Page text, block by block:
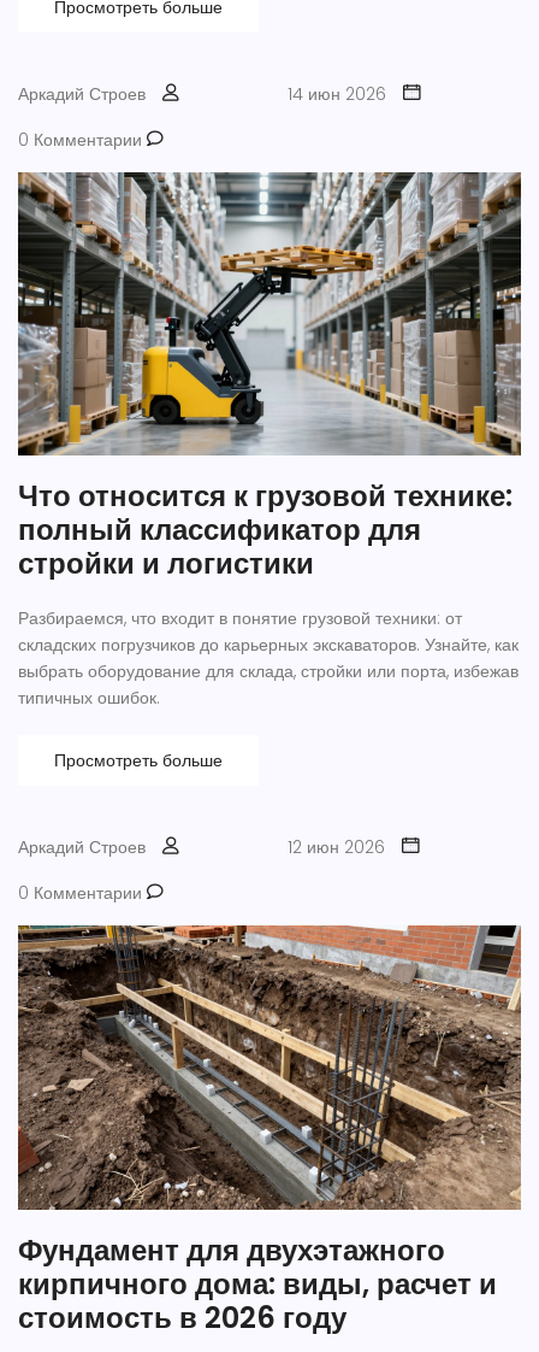
Просмотреть больше
Аркадий Строев
14 июн 2026
0 Комментарии
Что относится к грузовой технике:
полный классификатор для
стройки и логистики
Разбираемся, что входит в понятие грузовой техники: от
складских погрузчиков до карьерных экскаваторов. Узнайте, как
выбрать оборудование для склада, стройки или порта, избежав
типичных ошибок.
Просмотреть больше
Аркадий Строев
12 июн 2026
0 Комментарии
Фундамент для двухэтажного
кирпичного дома: виды, расчет и
стоимость в 2026 году